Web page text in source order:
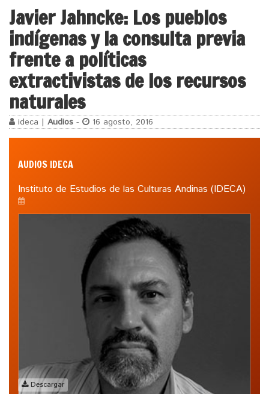
Javier Jahncke: Los pueblos
indígenas y la consulta previa
frente a políticas
extractivistas de los recursos
naturales
ideca | Audios - 16 agosto, 2016
AUDIOS IDECA
Instituto de Estudios de las Culturas Andinas (IDECA)
Descargar